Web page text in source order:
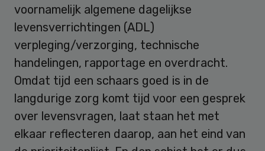
voornamelijk algemene dagelijkse
levensverrichtingen (ADL)
verpleging/verzorging, technische
handelingen, rapportage en overdracht.
Omdat tijd een schaars goed is in de
langdurige zorg komt tijd voor een gesprek
over levensvragen, laat staan het met
elkaar reflecteren daarop, aan het eind van